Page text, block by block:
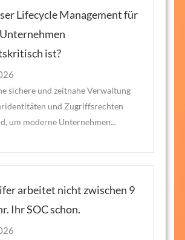
Lifecycle Management für
ist?
sichere und zeitnahe Verwaltung
und Zugriffsrechten
um moderne Unternehmen...
arbeitet nicht zwischen 9
Ihr SOC schon.